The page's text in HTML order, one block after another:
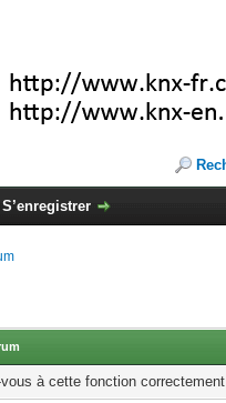
S’enregistrer
à cette fonction